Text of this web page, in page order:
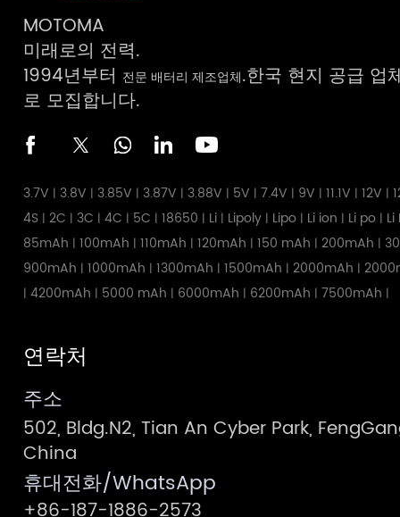
MOTOMA
미래로의 전력.
1994년부터 전문 배터리 제조업체.한국 현지 공급 업
로 모집합니다.
3.7V | 3.8V | 3.85V | 3.87V | 3.88V | 5V |7.4V | 9V |11.1V |12V |
4S |2C | 3C |4C | 5C |18650 | Li | Lipoly | Lipo | Li ion | Li po |
85mAh |100mAh |110mAh |120mAh |150 mAh |200mAh |
900mAh |1000mAh |1300mAh |1500mAh |2000mAh |
|4200mAh | 5000 mAh | 6000mAh | 6200mAh |7500mAh |
연락처
주소
502, Bldg.N2, Tian An Cyber Park,
China
휴대전화/WhatsApp
+86-187-1886-2573